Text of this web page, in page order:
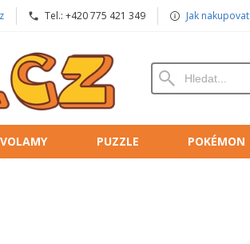
Tel.: +420 775 421 349 Jak nakupovat
PUZZLE POKÉMON